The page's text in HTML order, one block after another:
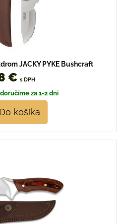
JACKY PYKE Bushcraft
€ s DPH
za 1-2 dni
košíka